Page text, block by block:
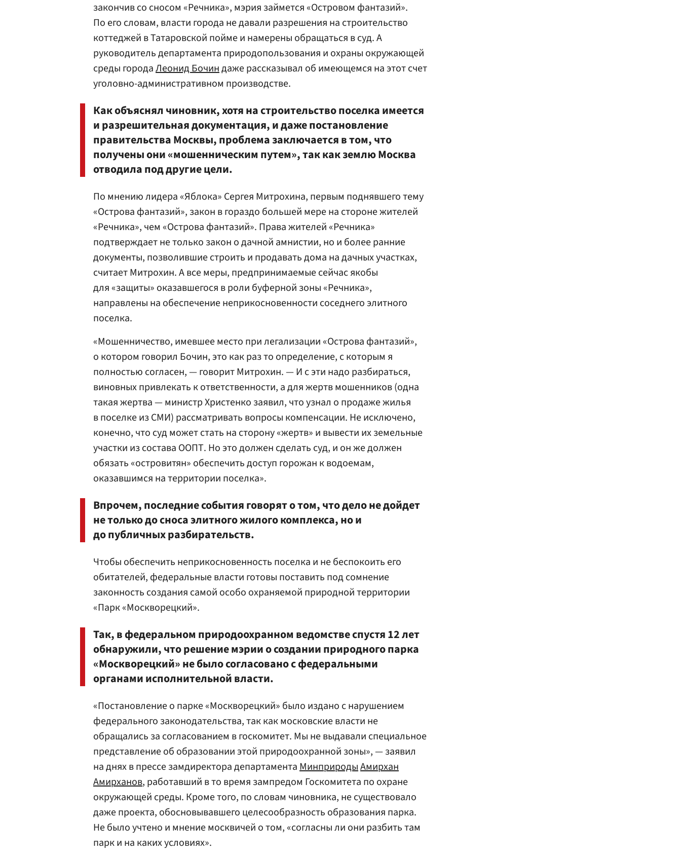
закончив со сносом «Речника», мэрия займется «Островом фантазий».
По его словам, власти города не давали разрешения на строительство
коттеджей в Татаровской пойме и намерены обращаться в суд. А
руководитель департамента природопользования и охраны окружающей
среды городаЛеонид Бочиндаже рассказывал об имеющемся на этот счет
уголовно-административном производстве.
Как объяснял чиновник, хотя на строительство поселка имеется
и разрешительная документация, и даже постановление
правительства Москвы, проблема заключается в том, что
получены они «мошенническим путем», так как землю Москва
отводила под другие цели.
По мнению лидера «Яблока» Сергея Митрохина, первым поднявшего тему
«Острова фантазий», закон в гораздо большей мере на стороне жителей
«Речника», чем «Острова фантазий». Права жителей «Речника»
подтверждает не только закон о дачной амнистии, но и более ранние
документы, позволившие строить и продавать дома на дачных участках,
считает Митрохин. А все меры, предпринимаемые сейчас якобы
для «защиты» оказавшегося в роли буферной зоны «Речника»,
направлены на обеспечение неприкосновенности соседнего элитного
поселка.
«Мошенничество, имевшее место при легализации «Острова фантазий»,
о котором говорил Бочин, это как раз то определение, с которым я
полностью согласен, — говорит Митрохин. — И с эти надо разбираться,
виновных привлекать к ответственности, а для жертв мошенников (одна
такая жертва — министр Христенко заявил, что узнал о продаже жилья
в поселке из СМИ) рассматривать вопросы компенсации. Не исключено,
конечно, что суд может стать на сторону «жертв» и вывести их земельные
участки из состава ООПТ. Но это должен сделать суд, и он же должен
обязать «островитян» обеспечить доступ горожан к водоемам,
оказавшимся на территории поселка».
Впрочем, последние события говорят о том, что дело не дойдет
не только до сноса элитного жилого комплекса, но и
до публичных разбирательств.
Чтобы обеспечить неприкосновенность поселка и не беспокоить его
обитателей, федеральные власти готовы поставить под сомнение
законность создания самой особо охраняемой природной территории
«Парк «Москворецкий».
Так, в федеральном природоохранном ведомстве спустя 12 лет
обнаружили, что решение мэрии о создании природного парка
«Москворецкий» не было согласовано с федеральными
органами исполнительной власти.
«Постановление о парке «Москворецкий» было издано с нарушением
федерального законодательства, так как московские власти не
обращались за согласованием в госкомитет. Мы не выдавали специальное
представление об образовании этой природоохранной зоны», — заявил
на днях в прессе замдиректора департаментаМинприродыАмирхан
Амирханов, работавший в то время зампредом Госкомитета по охране
окружающей среды. Кроме того, по словам чиновника, не существовало
даже проекта, обосновывавшего целесообразность образования парка.
Не было учтено и мнение москвичей о том, «согласны ли они разбить там
парк и на каких условиях».